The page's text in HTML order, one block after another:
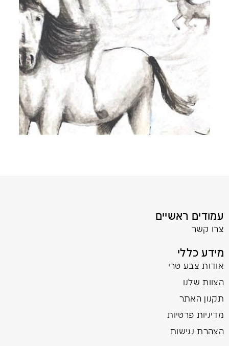
עמודים ראשיים
צרו קשר
מידע כללי
אודות צבע טרי
הצוות שלנו
תקנון האתר
מדיניות פרטיות
הצהרת נגישות